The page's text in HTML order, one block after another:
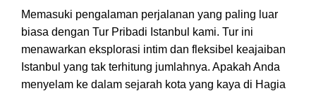
Memasuki pengalaman perjalanan yang paling luar
biasa dengan Tur Pribadi Istanbul kami. Tur ini
menawarkan eksplorasi intim dan fleksibel keajaiban
Istanbul yang tak terhitung jumlahnya. Apakah Anda
menyelam ke dalam sejarah kota yang kaya di Hagia